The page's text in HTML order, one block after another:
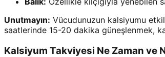
Unutmayın: Vücudunuzun kalsiyumu
saatlerinde 15-20 dakika güneşlenmek,
Kalsiyum Takviyesi Ne Zaman ve